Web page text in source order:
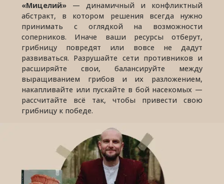
«Мицелий» — динамичный и конфликтный
абстракт, в котором решения всегда нужно
принимать с оглядкой на возможности
соперников. Иначе ваши ресурсы отберут,
грибницу повредят или вовсе не дадут
развиваться. Разрушайте сети противников и
расширяйте свои, балансируйте между
выращиванием грибов и их разложением,
накапливайте или пускайте в бой насекомых —
рассчитайте всё так, чтобы привести свою
грибницу к победе.